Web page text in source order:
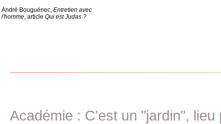
André Bouguénec, Entretien avec
l'homme, article Qui est Judas ?
Académie : C'est un "jardin", lieu